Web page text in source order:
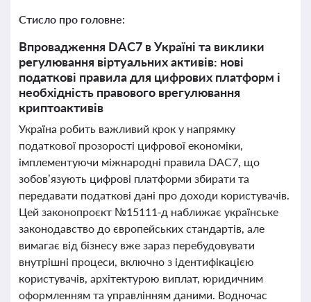
Стисло про головне:
Впровадження DAC7 в Україні та виклики
регулювання віртуальних активів: нові
податкові правила для цифрових платформ і
необхідність правового врегулювання
криптоактивів
Україна робить важливий крок у напрямку
податкової прозорості цифрової економіки,
імплементуючи міжнародні правила DAC7, що
зобов’язують цифрові платформи збирати та
передавати податкові дані про доходи користувачів.
Цей законопроєкт №15111-д наближає українське
законодавство до європейських стандартів, але
вимагає від бізнесу вже зараз перебудовувати
внутрішні процеси, включно з ідентифікацією
користувачів, архітектурою виплат, юридичним
оформленням та управлінням даними. Водночас